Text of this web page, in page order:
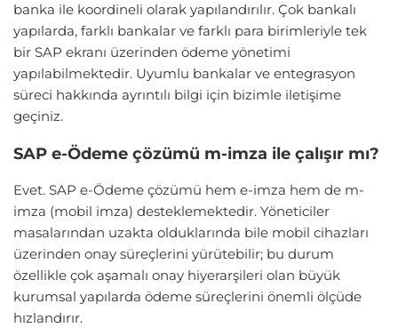
banka ile koordineli olarak yapılandırılır. Çok bankalı
yapılarda, farklı bankalar ve farklı para birimleriyle tek
bir SAP ekranı üzerinden ödeme yönetimi
yapılabilmektedir. Uyumlu bankalar ve entegrasyon
süreci hakkında ayrıntılı bilgi için bizimle iletişime
geçiniz.
SAP e-Ödeme çözümü m-imza ile çalışır mı?
Evet. SAP e-Ödeme çözümü hem e-imza hem de m-
imza (mobil imza) desteklemektedir. Yöneticiler
masalarından uzakta olduklarında bile mobil cihazları
üzerinden onay süreçlerini yürütebilir; bu durum
özellikle çok aşamalı onay hiyerarşileri olan büyük
kurumsal yapılarda ödeme süreçlerini önemli ölçüde
hızlandırır.